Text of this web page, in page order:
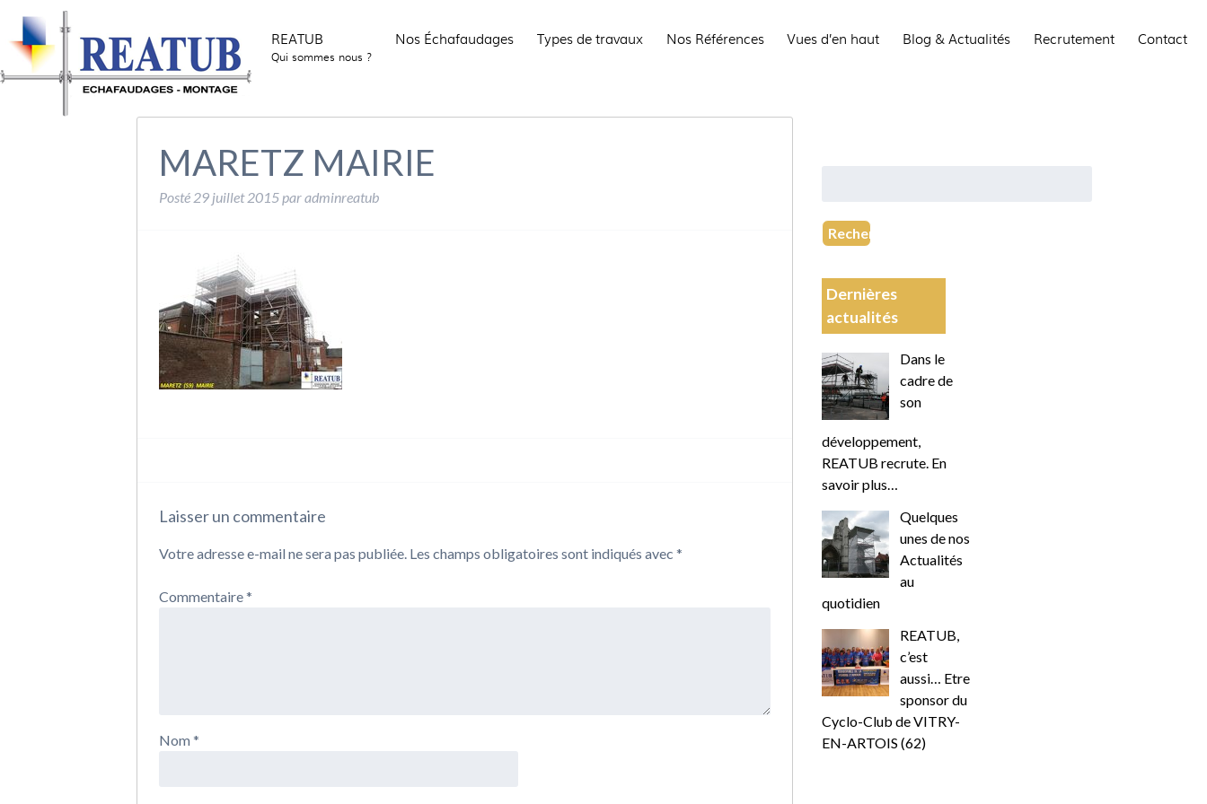
REATUB
Qui sommes nous ?
Nos Échafaudages Types de travaux Nos Références Vues d’en haut Blog & Actualités Recrutement Contact
MARETZ MAIRIE
Posté 29 juillet 2015 paradminreatub
Laisser un commentaire
Votre adresse e-mail ne sera pas publiée. Les champs obligatoires sont indiqués avec *
Commentaire*
Nom *
Recherche
Dernières
actualités
Dans le
cadre de
son
développement,
REATUB recrute. En
savoir plus…
Quelques
unes de nos
Actualités
au
quotidien
REATUB,
c’est
aussi… Etre
sponsor du
Cyclo-Club de VITRY-
EN-ARTOIS (62)